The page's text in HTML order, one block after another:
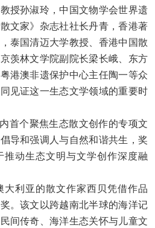
授孙淑玲，中国文物学会世界遗
文家》杂志社社长丹青，香港著
泰国清迈大学教授、香港中国散
羡林文学院副院长梁长峨、东方
港澳非遗保护中心主任陶一等众
见证这一生态文学领域的重要时
个聚焦生态散文创作的专项文
导和强调人与自然和谐共生，奖
动生态文明与文学创作深度融
利亚的散文作家西贝凭借作品
。该文以跨越南北半球的海洋记
间传奇、海洋生态关怀与儿童文